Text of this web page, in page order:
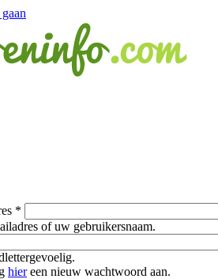
*
of uw gebruikersnaam.
hiereen nieuw wachtwoord aan.